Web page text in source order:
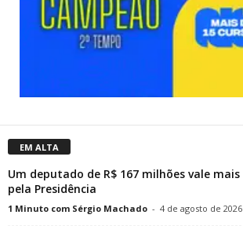
EM ALTA
Um deputado de R$ 167 milhões vale
pela Presidência
1 Minuto com Sérgio Machado - 4 de agosto de 2026